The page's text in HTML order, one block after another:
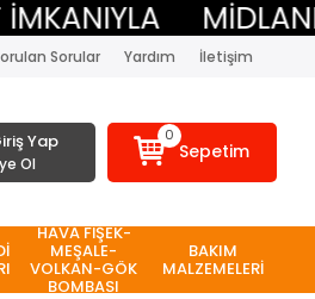
MİDLAND
Sorular Yardım İletişim
Yap
Ol
0
Sepetim
HAVA FİŞEK-
MEŞALE-
VOLKAN-GÖK
BOMBASI
BAKIM
MALZEMELERİ